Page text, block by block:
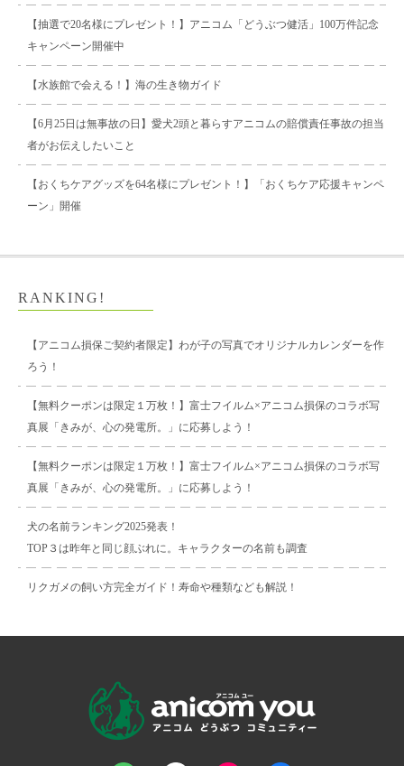
【抽選で20名様にプレゼント！】アニコム「どうぶつ健活」100万件記念
キャンペーン開催中
【水族館で会える！】海の生き物ガイド
【6月25日は無事故の日】愛犬2頭と暮らすアニコムの賠償責任事故の担当
者がお伝えしたいこと
【おくちケアグッズを64名様にプレゼント！】「おくちケア応援キャンペ
ーン」開催
RANKING!
【アニコム損保ご契約者限定】わが子の写真でオリジナルカレンダーを作
ろう！
【無料クーポンは限定１万枚！】富士フイルム×アニコム損保のコラボ写
真展「きみが、心の発電所。」に応募しよう！
【無料クーポンは限定１万枚！】富士フイルム×アニコム損保のコラボ写
真展「きみが、心の発電所。」に応募しよう！
犬の名前ランキング2025発表！
TOP３は昨年と同じ顔ぶれに。キャラクターの名前も調査
リクガメの飼い方完全ガイド！寿命や種類なども解説！